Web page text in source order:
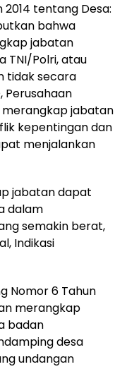
tentang Desa:
bahwa
jabatan
TNI/Polri, atau
tidak secara
Perusahaan
merangkap jabatan
kepentingan dan
menjalankan
jabatan dapat
dalam
semakin berat,
Indikasi
Nomor 6 Tahun
merangkap
badan
desa
undangan